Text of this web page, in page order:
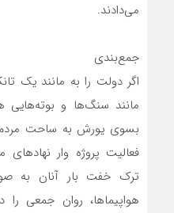
می‌دادند.
جمع‌بندی
اگر دولت را به مانند یک
مانند سنگ‌ها و
بسوی یورش به ساحت
فعالیت پروژه وار
ترک خفت بار آنان به
هواپیماها، روان جمعی را